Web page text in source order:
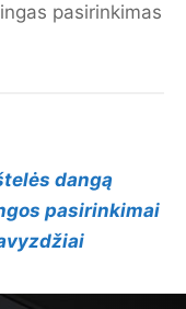
pasirinkimas
dangą
pasirinkimai